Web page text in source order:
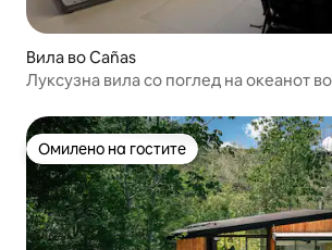
Вила во Cañas
Луксузна вила со поглед на океанот
Омилено на гостите
Омилено на гостите